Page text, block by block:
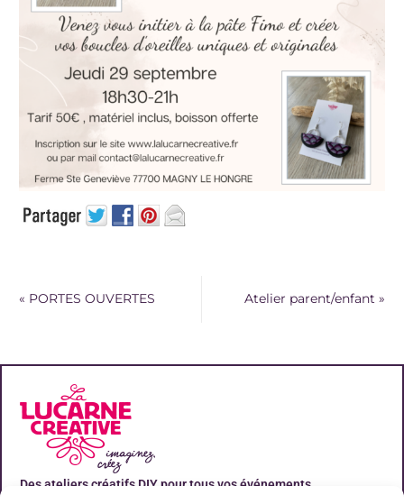
« PORTES OUVERTES Atelier parent/enfant »
Des ateliers créatifs DIY pour tous vos événements